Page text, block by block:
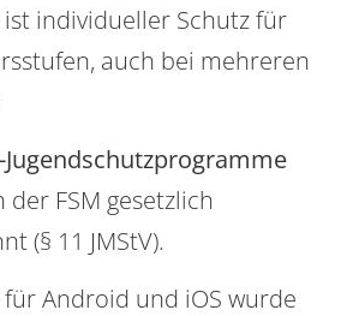
ist individueller Schutz für
auch bei mehreren
Jugendschutzprogramme
der FSM gesetzlich
(§ 11 JMStV).
für Android und iOS wurde